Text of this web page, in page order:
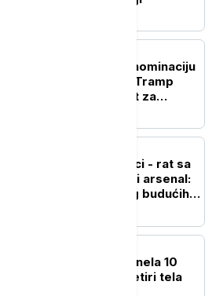
Abdul El-Sajed osvojio nominaciju
demokrata u Mičigenu, Tramp
tvrdi da je to dobra vest za
Panika u američkoj vojsci - rat sa
Iranom ispraznio raketni arsenal:
Vašington zabrinut zbog budućih
Lavina na Broad Piku odnela 10
života: Pronađena još četiri tela